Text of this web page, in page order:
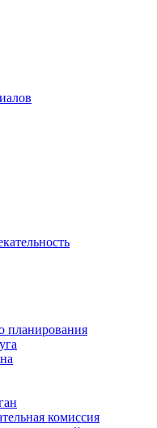
планирования
комиссия